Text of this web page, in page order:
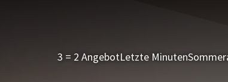
3 = 2 AngebotLetzte Minuten